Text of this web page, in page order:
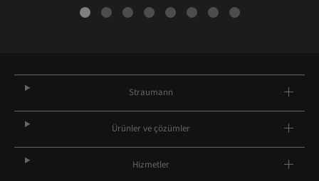
Straumann
Ürünler ve çözümler
Hizmetler